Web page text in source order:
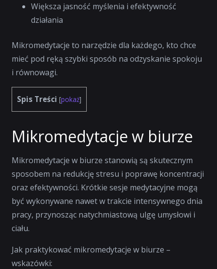
Większa jasność myślenia i efektywność
działania
Mikromedytacje to narzędzie dla każdego, kto chce
mieć pod ręką szybki sposób na odzyskanie spokoju
i równowagi.
Spis Treści [pokaż]
Mikromedytacje w biurze
Mikromedytacje w biurze stanowią są skutecznym
sposobem na redukcję stresu i poprawę koncentracji
oraz efektywności. Krótkie sesje medytacyjne mogą
być wykonywane nawet w trakcie intensywnego dnia
pracy, przynosząc natychmiastową ulgę umysłowi i
ciału.
Jak praktykować mikromedytacje w biurze –
wskazówki: